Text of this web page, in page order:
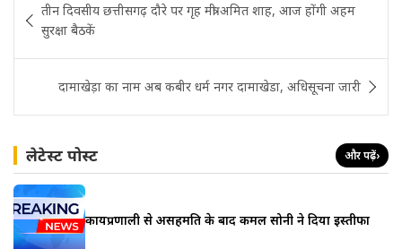
navigation
तीन दिवसीय छत्तीसगढ़ दौरे पर गृह मंत्री अमित शाह, आज होंगी अहम
सुरक्षा बैठकें
दामाखेड़ा का नाम अब कबीर धर्म नगर दामाखेडा, अधिसूचना जारी
लेटेस्ट पोस्ट और पढ़ें›
कार्यप्रणाली से असहमति के बाद कमल सोनी ने दिया इस्तीफा